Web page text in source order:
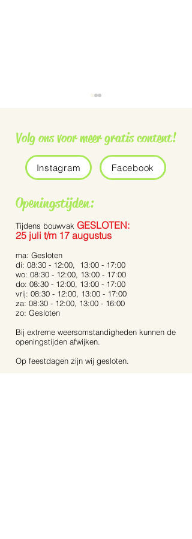
Grauwe vliegenvanger
Volg ons voor meer gratis content!
Instagram Facebook
Openingstijden:
Tijdens bouwvak GESLOTEN:
25 juli t/m 17 augustus
ma: Gesloten
di: 08:30 - 12:00, 13:00 - 17:00
wo: 08:30 - 12:00, 13:00 - 17:00
do: 08:30 - 12:00, 13:00 - 17:00
vrij: 08:30 - 12:00, 13:00 - 17:00
za: 08:30 - 12:00, 13:00 - 16:00
zo: Gesloten
Bij extreme weersomstandigheden kunnen de
openingstijden afwijken.
Op feestdagen zijn wij gesloten.